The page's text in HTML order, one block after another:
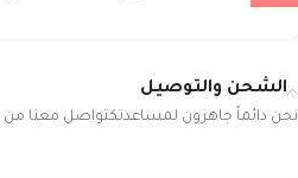
الشحن والتوصيل
نحن دائماً جاهزون لمساعدتكتواصل معنا من